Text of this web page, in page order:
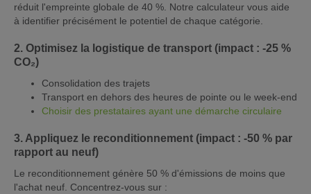
réduit l'empreinte globale de 40 %. Notre calculateur vous aide
à identifier précisément le potentiel de chaque catégorie.
2. Optimisez la logistique de transport (impact : -25 %
CO₂)
Consolidation des trajets
Transport en dehors des heures de pointe ou le week-end
Choisir des prestataires ayant une démarche circulaire
3. Appliquez le reconditionnement (impact : -50 % par
rapport au neuf)
Le reconditionnement génère 50 % d'émissions de moins que
l'achat neuf. Concentrez-vous sur :